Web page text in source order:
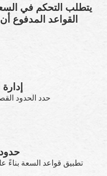
يتطلب التحكم في
القواعد المدفوع أن
إدارة
حدد الحدود
حدود
تطبيق قواعد السعة بناءً